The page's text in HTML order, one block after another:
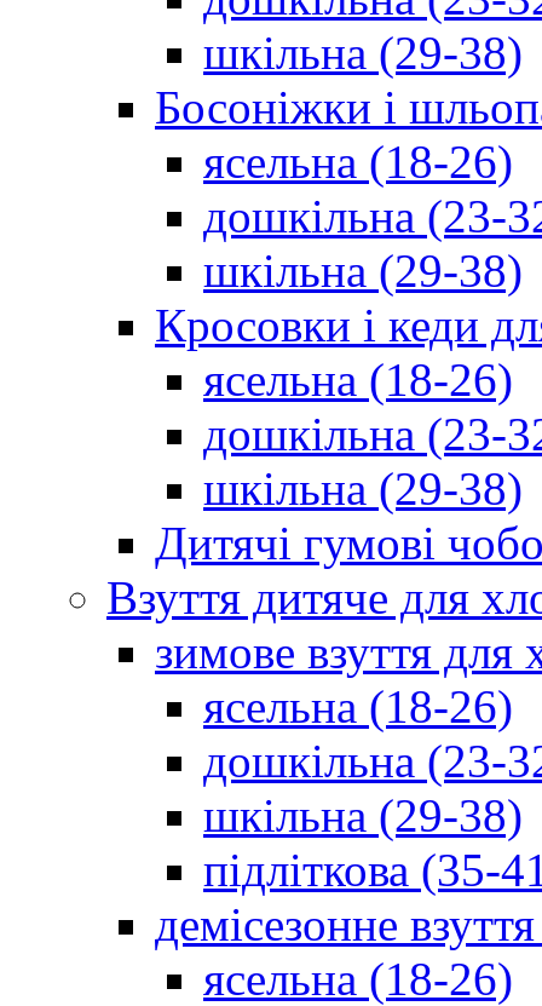
шкільна (29-38)
Босоніжки і
ясельна (18-26)
дошкільна (23-
шкільна (29-38)
Кросовки і кеди
ясельна (18-26)
дошкільна (23-
шкільна (29-38)
Дитячі гумові
Взуття дитяче для
зимове взуття для
ясельна (18-26)
дошкільна (23-
шкільна (29-38)
підліткова (35-
демісезонне
ясельна (18-26)